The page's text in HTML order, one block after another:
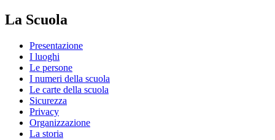
La Scuola
Presentazione
I luoghi
Le persone
I numeri della scuola
Le carte della scuola
Sicurezza
Privacy
Organizzazione
La storia